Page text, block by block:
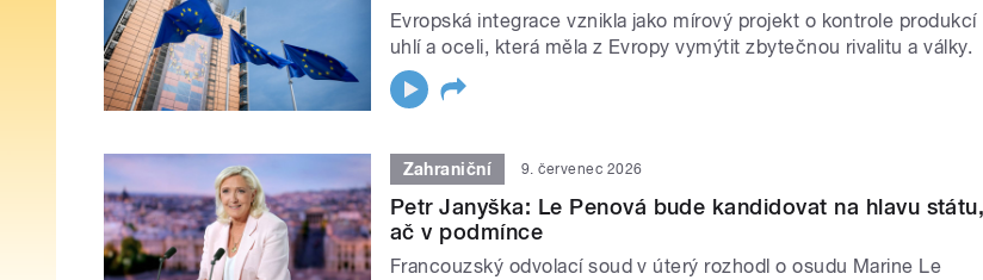
Evropská integrace vznikla jako mírový projekt o kontrole produkcí
uhlí a oceli, která měla z Evropy vymýtit zbytečnou rivalitu a války.
Zahraniční 9. červenec 2026
Petr Janyška: Le Penová bude kandidovat na hlavu státu,
ač v podmínce
Francouzský odvolací soud v úterý rozhodl o osudu Marine Le